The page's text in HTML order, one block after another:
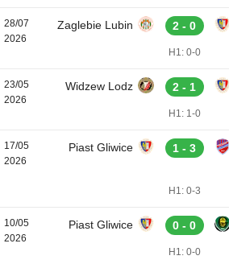
28/07
2026
Zaglebie Lubin 2 - 0
H1: 0-0
23/05
2026
Widzew Lodz 2 - 1
H1: 1-0
17/05
2026
Piast Gliwice 1 - 3
H1: 0-3
10/05
2026
Piast Gliwice 0 - 0
H1: 0-0